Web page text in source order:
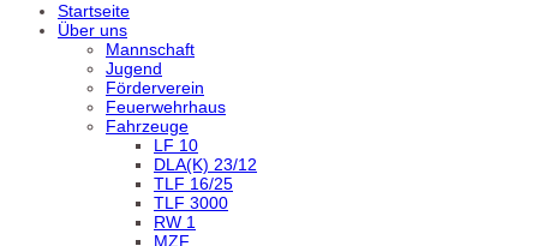
Startseite
Über uns
Mannschaft
Jugend
Förderverein
Feuerwehrhaus
Fahrzeuge
LF 10
DLA(K) 23/12
TLF 16/25
TLF 3000
RW 1
MZF